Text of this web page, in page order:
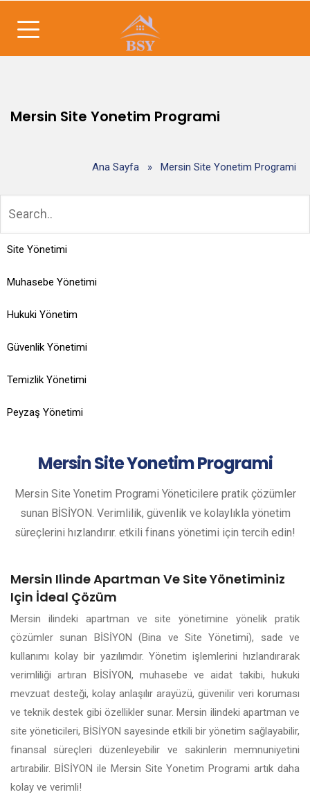
Mersin Site Yonetim Programi
Ana Sayfa » Mersin Site Yonetim Programi
Site Yönetimi
Muhasebe Yönetimi
Hukuki Yönetim
Güvenlik Yönetimi
Temizlik Yönetimi
Peyzaş Yönetimi
MersinSite Yonetim Programi
Mersin Site Yonetim Programi Yöneticilere pratik çözümler
sunan BİSİYON. Verimlilik, güvenlik ve kolaylıkla yönetim
süreçlerini hızlandırır. etkili finans yönetimi için tercih edin!
Mersin Ilinde Apartman Ve Site Yönetiminiz
Için İdeal Çözüm
Mersin ilindeki apartman ve site yönetimine yönelik pratik
çözümler sunan BİSİYON (Bina ve Site Yönetimi), sade ve
kullanımı kolay bir yazılımdır. Yönetim işlemlerini hızlandırarak
verimliliği artıran BİSİYON, muhasebe ve aidat takibi, hukuki
mevzuat desteği, kolay anlaşılır arayüzü, güvenilir veri koruması
ve teknik destek gibi özellikler sunar. Mersin ilindeki apartman ve
site yöneticileri, BİSİYON sayesinde etkili bir yönetim sağlayabilir,
finansal süreçleri düzenleyebilir ve sakinlerin memnuniyetini
artırabilir. BİSİYON ile Mersin Site Yonetim Programi artık daha
kolay ve verimli!